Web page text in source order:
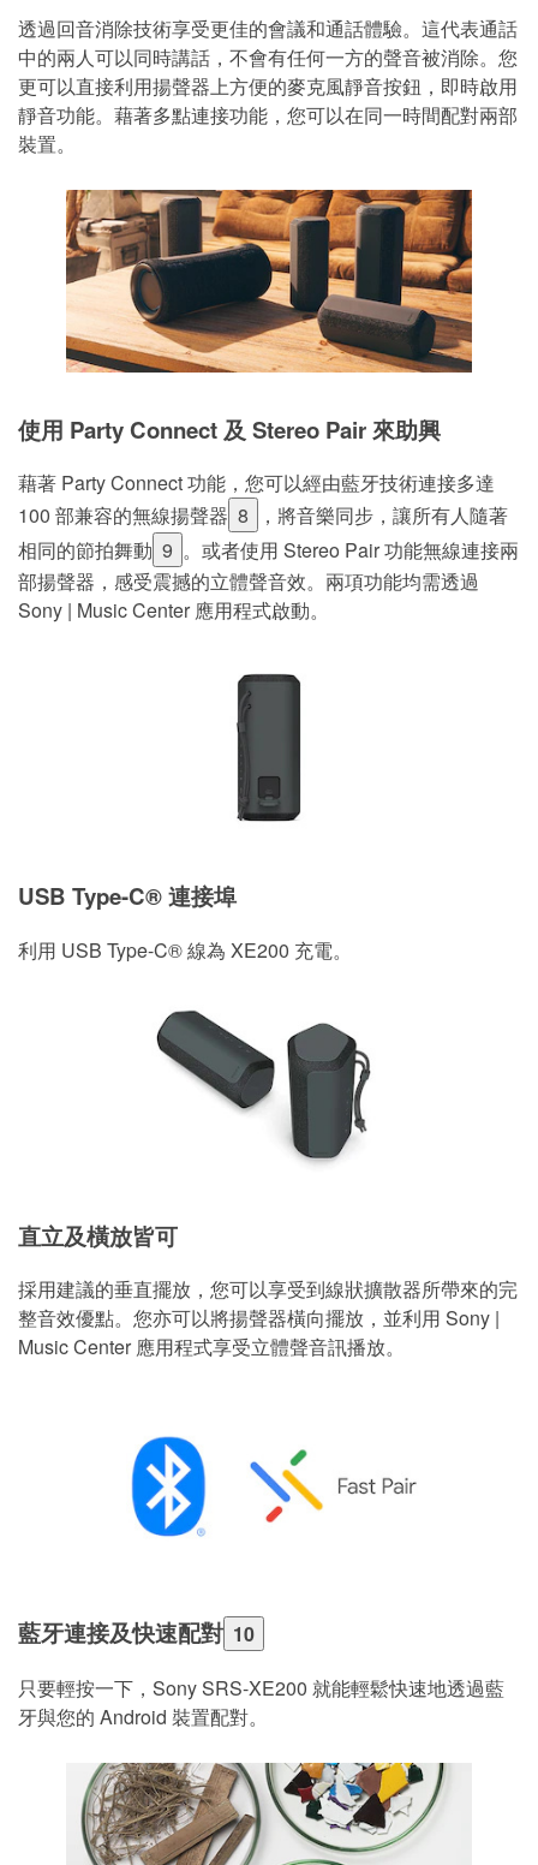
透過回音消除技術享受更佳的會議和通話體驗。這代表通話
中的兩人可以同時講話，不會有任何一方的聲音被消除。您
更可以直接利用揚聲器上方便的麥克風靜音按鈕，即時啟用
靜音功能。藉著多點連接功能，您可以在同一時間配對兩部
裝置。
使用 Party Connect 及 Stereo Pair 來助興
藉著 Party Connect 功能，您可以經由藍牙技術連接多達
100 部兼容的無線揚聲器 8
，將音樂同步，讓所有人隨著
相同的節拍舞動 9 。或者使用 Stereo Pair 功能無線連接兩
部揚聲器，感受震撼的立體聲音效。兩項功能均需透過
Sony | Music Center 應用程式啟動。
USB Type-C® 連接埠
利用 USB Type-C® 線為 XE200 充電。
直立及橫放皆可
採用建議的垂直擺放，您可以享受到線狀擴散器所帶來的完
整音效優點。您亦可以將揚聲器橫向擺放，並利用 Sony |
Music Center 應用程式享受立體聲音訊播放。
藍牙連接及快速配對 10
只要輕按一下，Sony SRS-XE200 就能輕鬆快速地透過藍
牙與您的 Android 裝置配對。